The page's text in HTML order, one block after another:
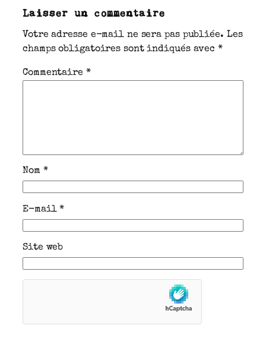
Laisser un commentaire
Votre adresse e-mail ne sera pas publiée. Les
champs obligatoires sont indiqués avec*
Commentaire *
Nom *
E-mail*
Site web